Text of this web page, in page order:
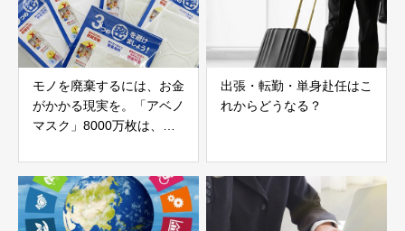
モノを廃棄するには、お金
がかかる現実を。「アベノ
マスク」8000万枚は、希
出張・転勤・単身赴任はこ
れからどうなる？